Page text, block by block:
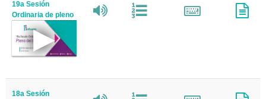
19a Sesión
Ordinaria de pleno
18a Sesión